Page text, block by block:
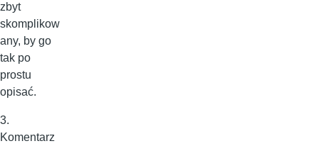
zbyt
skomplikow
any, by go
tak po
prostu
opisać.
3.
Komentarz